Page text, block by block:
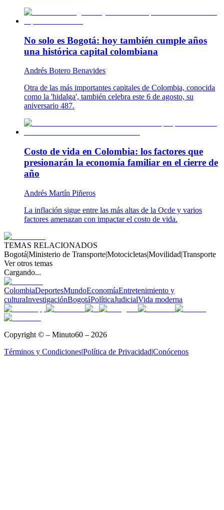
No solo es Bogotá: hoy también cumple años
una histórica capital colombiana
Andrés Botero Benavides
Otra de las más importantes capitales de Colombia, conocida
como la 'hidalga', también celebra este 6 de agosto, su
aniversario 487.
Costo de vida en Colombia: los factores que
presionarán la economía familiar en el cierre de
año
Andrés Martín Piñeros
La inflación sigue entre las más altas de la Ocde y varios
factores amenazan con impactar el costo de vida.
TEMAS RELACIONADOS
Bogotá|Ministerio de Transporte|Motocicletas|Movilidad|Transporte
Ver otros temas
Cargando...
ColombiaDeportesMundoEconomíaEntretenimiento y
culturaInvestigaciónBogotáPolíticaJudicialVida moderna
Copyright © – Minuto60 – 2026
Términos y Condiciones|Política de Privacidad|Conócenos